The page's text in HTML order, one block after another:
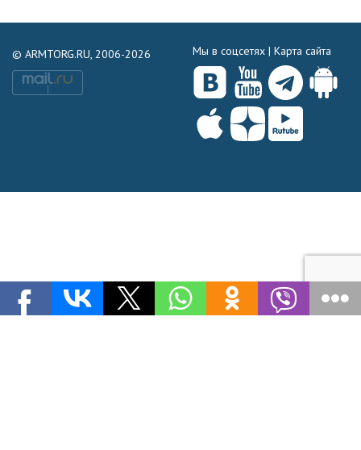
© ARMTORG.RU, 2006-2026 Мы в соцсетях | Карта сайта